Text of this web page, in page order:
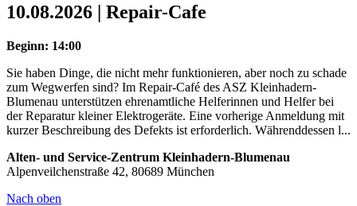
10.08.2026 | Repair-Cafe
Beginn: 14:00
Sie haben Dinge, die nicht mehr funktionieren, aber noch zu schade
zum Wegwerfen sind? Im Repair-Café des ASZ Kleinhadern-
Blumenau unterstützen ehrenamtliche Helferinnen und Helfer bei
der Reparatur kleiner Elektrogeräte. Eine vorherige Anmeldung mit
kurzer Beschreibung des Defekts ist erforderlich. Währenddessen l...
Alten- und Service-Zentrum Kleinhadern-Blumenau
Alpenveilchenstraße 42, 80689 München
Nach oben